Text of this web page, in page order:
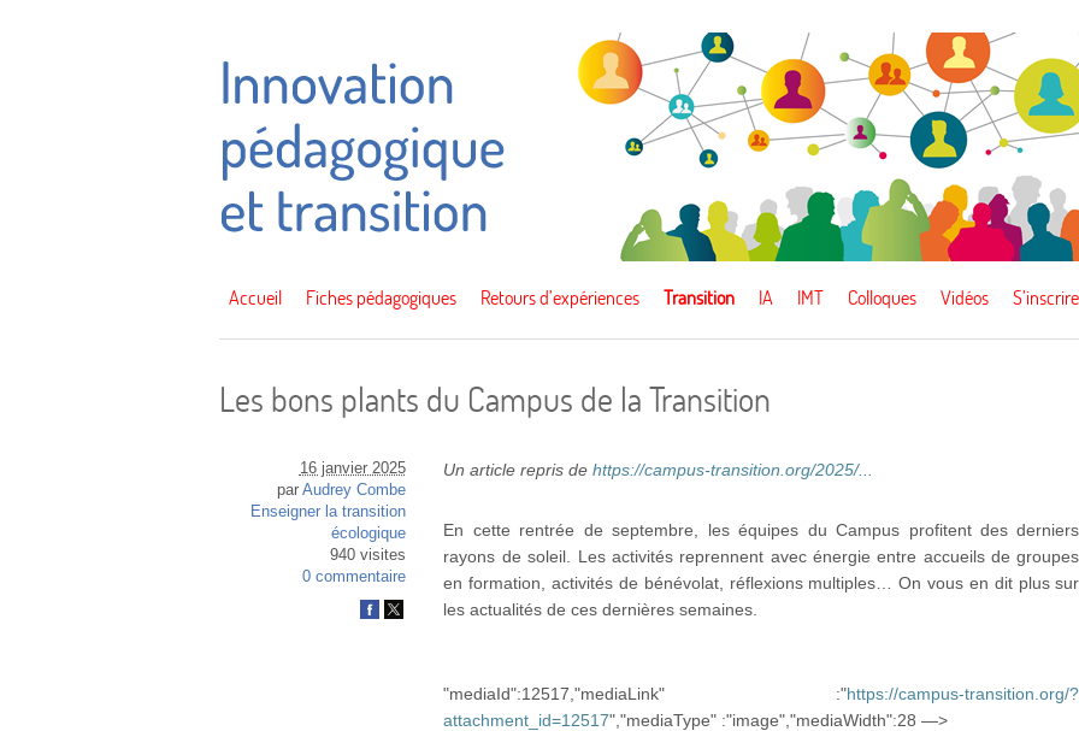
Accueil Fiches pédagogiques Retours d’expériences Transition IA IMT Colloques Vidéos S’inscrire
Les bons plants du Campus de la Transition
16 janvier 2025
par Audrey Combe
Enseigner la transition
écologique
940 visites
0 commentaire
Un article repris dehttps://campus-transition.org/2025/...
En cette rentrée de septembre, les équipes du Campus profitent des derniers
rayons de soleil. Les activités reprennent avec énergie entre accueils de groupes
en formation, activités de bénévolat, réflexions multiples… On vous en dit plus sur
les actualités de ces dernières semaines.
"mediaId":12517,"mediaLink" :"https://campus-transition.org/?
attachment_id=12517","mediaType" :"image","mediaWidth":28 —>